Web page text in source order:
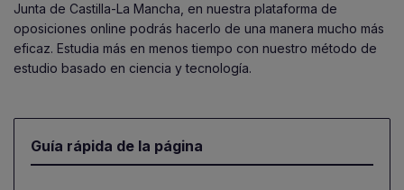
Junta de Castilla-La Mancha, en nuestra plataforma de
oposiciones online podrás hacerlo de una manera mucho más
eficaz. Estudia más en menos tiempo con nuestro método de
estudio basado en ciencia y tecnología.
Guía rápida de la página